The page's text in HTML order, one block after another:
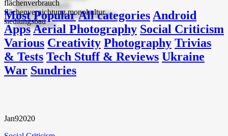
Most PopularAll categories Android
AppsAerial Photography Social Criticism
Various Creativity Photography Trivias
& Tests Tech Stuff & Reviews Ukraine
War Sundries
Jan92020